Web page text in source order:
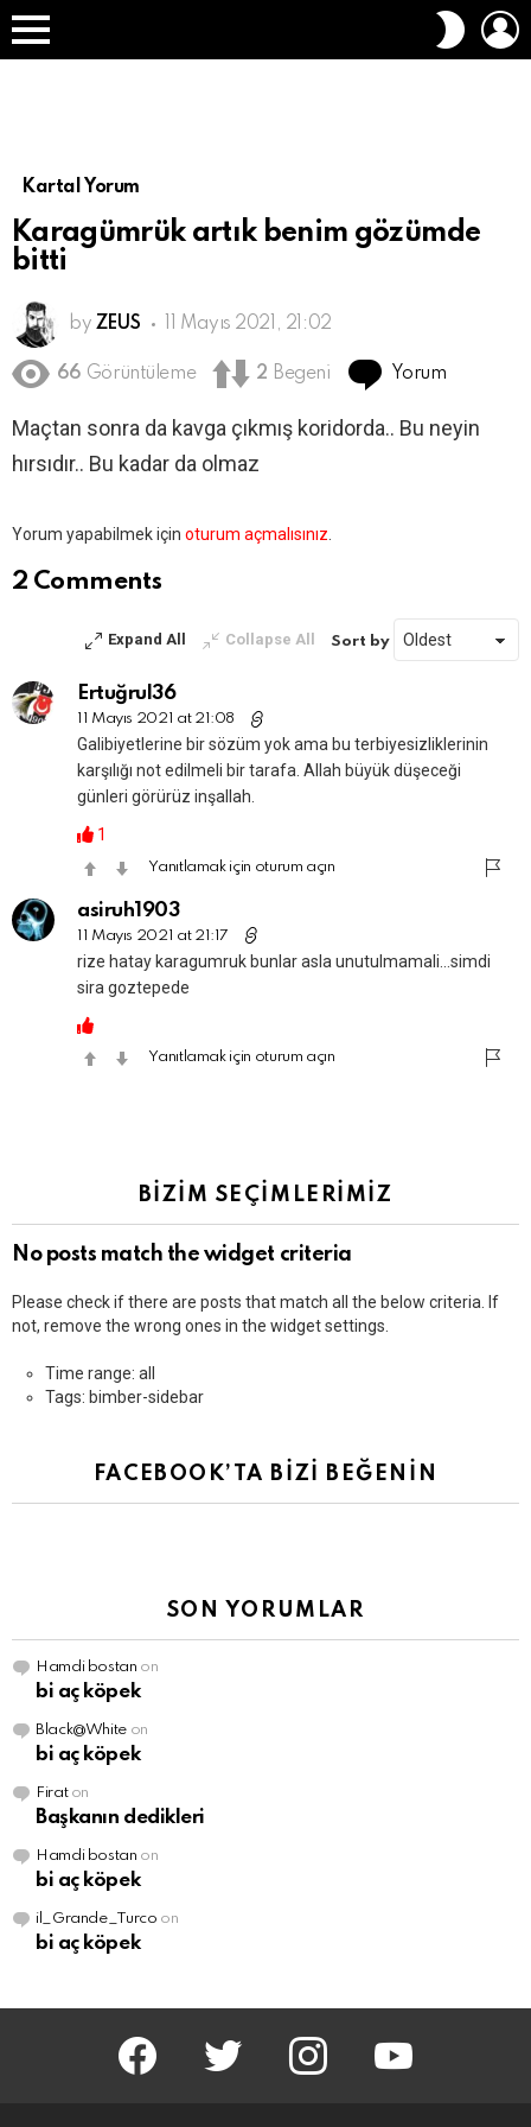
Menü
DIŞ
Kartal Yorum
Karagümrük artık benim gözümde
bitti
by ZEUS 11 Mayıs 2021, 21:02
66 Görüntüleme 2 Begeni Yorum
Maçtan sonra da kavga çıkmış koridorda.. Bu neyin
hırsıdır.. Bu kadar da olmaz
Bir
yazın
Yorum yapabilmek için oturum açmalısınız.
2 Comments
Expand All Collapse All Sort by
Ertuğrul36
11 Mayıs 2021 at 21:08
Galibiyetlerine bir sözüm yok ama bu terbiyesizliklerinin
karşılığı not edilmeli bir tarafa. Allah büyük düşeceği
günleri görürüz inşallah.
1
Yanıtlamak için oturum açın
asiruh1903
11 Mayıs 2021 at 21:17
rize hatay karagumruk bunlar asla unutulmamali…simdi
sira goztepede
Yanıtlamak için oturum açın
BİZİM SEÇİMLERİMİZ
No posts match the widget criteria
Please check if there are posts that match all the below criteria. If
not, remove the wrong ones in the widget settings.
Time range: all
Tags: bimber-sidebar
FACEBOOK’TA BİZİ BEĞENİN
SON YORUMLAR
Hamdi bostan on
bi aç köpek
Black@White on
bi aç köpek
Firaton
Başkanın dedikleri
Hamdi bostan on
bi aç köpek
il_Grande_Turco on
bi aç köpek
facebook twitter instagram youtube